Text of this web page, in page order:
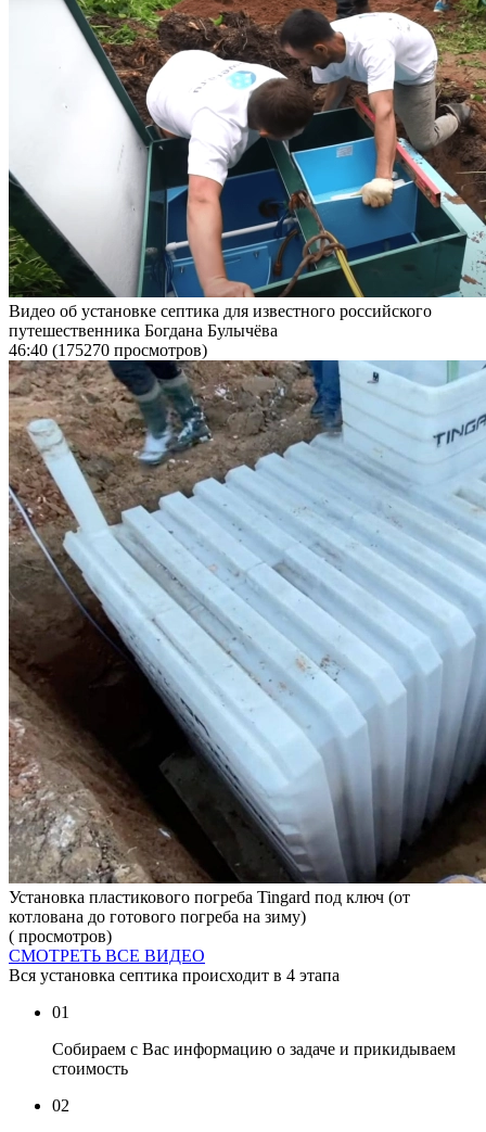
Видео об установке септика для известного российского
путешественника Богдана Булычёва
46:40 (175270 просмотров)
Установка пластикового погреба Tingard под ключ (от
котлована до готового погреба на зиму)
( просмотров)
СМОТРЕТЬ ВСЕ ВИДЕО
Вся установка септика происходит в 4 этапа
01
Собираем с Вас информацию о задаче и прикидываем
стоимость
02